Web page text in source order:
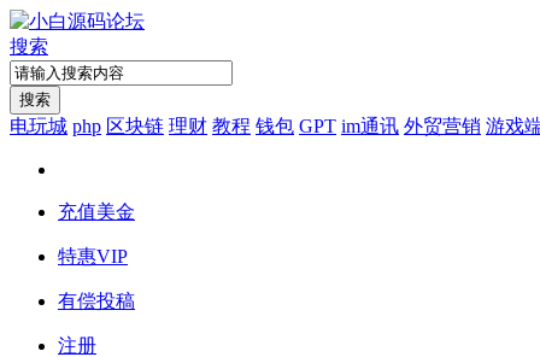
搜索
搜索
电玩城 php 区块链 理财 教程 钱包 GPT im通讯 外贸营销 游戏
充值美金
特惠VIP
有偿投稿
注册